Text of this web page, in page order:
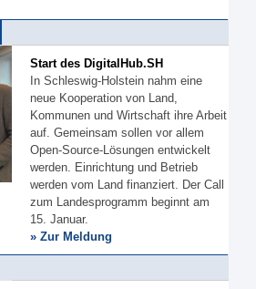
Start des DigitalHub.SH
In Schleswig-Holstein nahm eine
neue Kooperation von Land,
Kommunen und Wirtschaft ihre Arbeit
auf. Gemeinsam sollen vor allem
Open-Source-Lösungen entwickelt
werden. Einrichtung und Betrieb
werden vom Land finanziert. Der Call
zum Landesprogramm beginnt am
15. Januar.
» Zur Meldung